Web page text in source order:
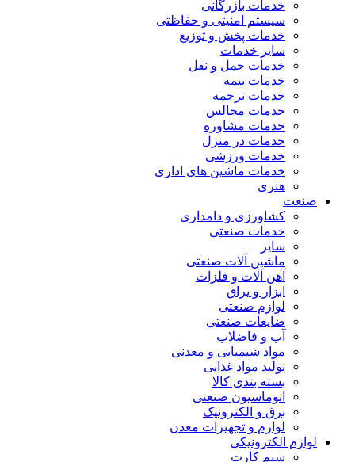
خدمات بازرگانی
سیستم امنیتی و حفاظتی
خدمات پخش و توزیع
سایر خدمات
خدمات حمل و نقل
خدمات بیمه
خدمات ترجمه
خدمات مجالس
خدمات مشاوره
خدمات در منزل
خدمات ورزشی
خدمات ماشین های اداری
هنری
صنعت
کشاورزی و دامداری
خدمات صنعتی
سایر
ماشین آلات صنعتی
آهن آلات و فلزات
ابزار و یراق
لوازم صنعتی
ضایعات صنعتی
آب و فاضلاب
مواد شیمیایی و معدنی
تولید مواد غذایی
بسته بندی کالا
اتوماسیون صنعتی
برق و الکترونیک
لوازم و تجهیزات معدن
لوازم الکترونیکی
سیم کارت